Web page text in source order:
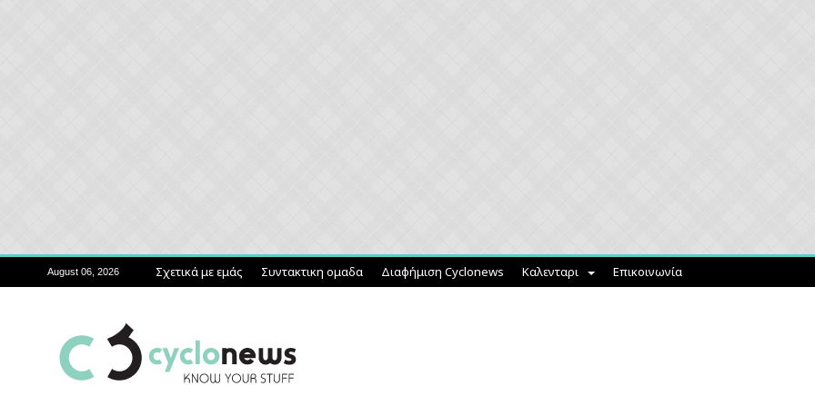
August 06, 2026 Σχετικά με εμάς Συντακτικη ομαδα Διαφήμιση Cyclonews Καλενταρι Επικοινωνία